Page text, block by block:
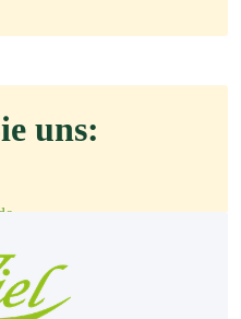
uns:
Dresden